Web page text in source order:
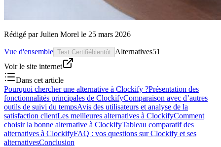
Rédigé par Julien Morel le 25 mars 2026
Vue d'ensemble Test Certifiébientôt Alternatives51
Voir le site internet
Dans cet article
Pourquoi chercher une alternative à Clockify ?Présentation des
fonctionnalités principales de ClockifyComparaison avec d’autres
outils de suivi du tempsAvis des utilisateurs et analyse de la
satisfaction clientLes meilleures alternatives à ClockifyComment
choisir la bonne alternative à ClockifyTableau comparatif des
alternatives à ClockifyFAQ : vos questions sur Clockify et ses
alternativesConclusion